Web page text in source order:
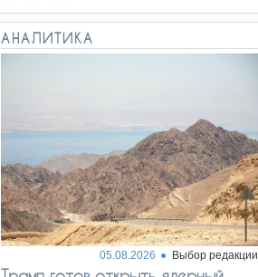
АНАЛИТИКА
05.08.2026 Выбор редакции